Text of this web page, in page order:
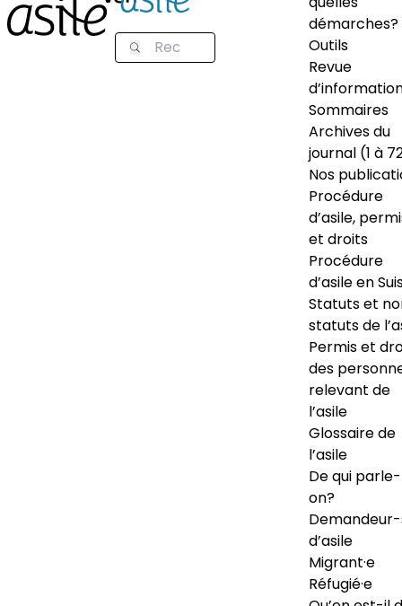
démarches?
Outils
Revue
Sommaires
Archives du
journal (1 à
Nos
Procédure
d’asile,
et droits
Procédure
d’asile en
Statuts et
statuts de
Permis et
des
relevant de
l’asile
Glossaire de
l’asile
De qui
on?
d’asile
Migrant·e
Réfugié·e